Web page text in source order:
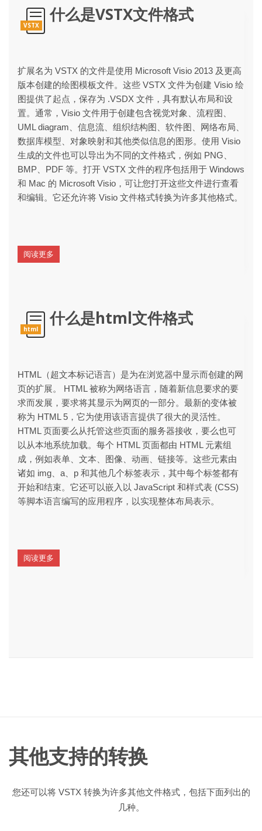
VSTX
什么是VSTX文件格式
扩展名为 VSTX 的文件是使用 Microsoft Visio 2013 及更高
版本创建的绘图模板文件。这些 VSTX 文件为创建 Visio 绘
图提供了起点，保存为 .VSDX 文件，具有默认布局和设
置。通常，Visio 文件用于创建包含视觉对象、流程图、
UML diagram、信息流、组织结构图、软件图、网络布局、
数据库模型、对象映射和其他类似信息的图形。使用 Visio
生成的文件也可以导出为不同的文件格式，例如 PNG、
BMP、PDF 等。打开 VSTX 文件的程序包括用于 Windows
和 Mac 的 Microsoft Visio，可让您打开这些文件进行查看
和编辑。它还允许将 Visio 文件格式转换为许多其他格式。
阅读更多
html
什么是html文件格式
HTML（超文本标记语言）是为在浏览器中显示而创建的网
页的扩展。 HTML 被称为网络语言，随着新信息要求的要
求而发展，要求将其显示为网页的一部分。最新的变体被
称为 HTML 5，它为使用该语言提供了很大的灵活性。
HTML 页面要么从托管这些页面的服务器接收，要么也可
以从本地系统加载。每个 HTML 页面都由 HTML 元素组
成，例如表单、文本、图像、动画、链接等。这些元素由
诸如 img、a、p 和其他几个标签表示，其中每个标签都有
开始和结束。它还可以嵌入以 JavaScript 和样式表 (CSS)
等脚本语言编写的应用程序，以实现整体布局表示。
阅读更多
其他支持的转换
您还可以将 VSTX 转换为许多其他文件格式，包括下面列出的
几种。